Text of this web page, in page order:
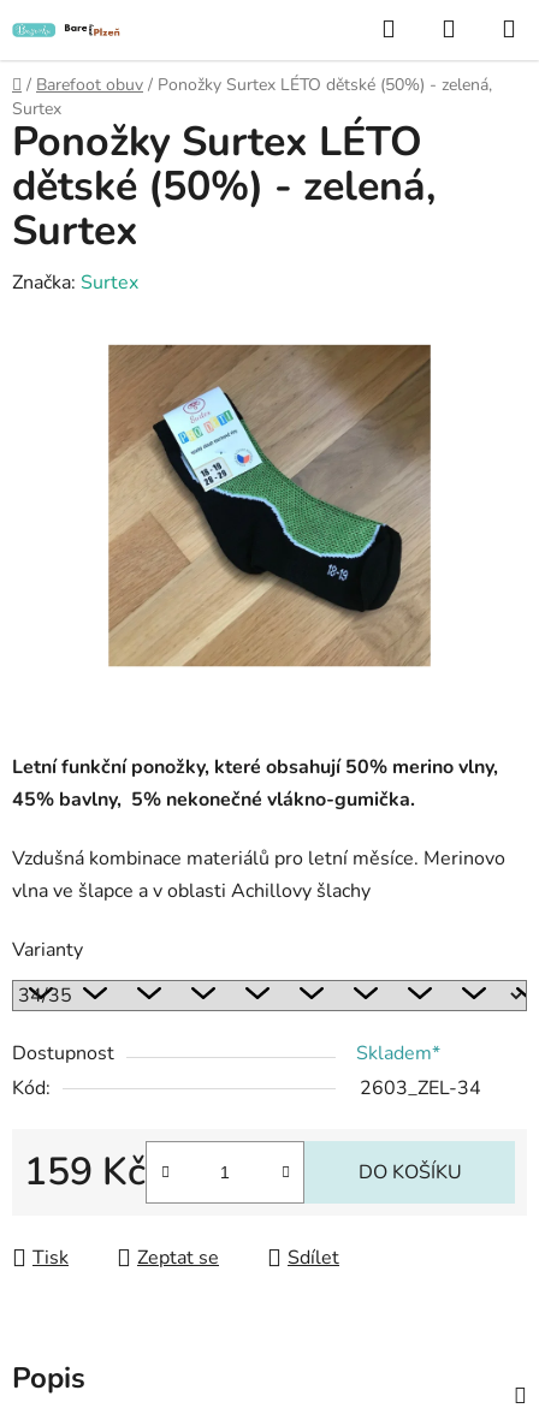
na
obsah
Hledat
KOŠÍK
Domů
/ Barefoot obuv / Ponožky Surtex LÉTO dětské (50%) - zelená,
Surtex
Letní funkční ponožky, které obsahují 50% merino vlny,
45% bavlny, 5% nekonečné vlákno-gumička.
Vzdušná kombinace materiálů pro letní měsíce. Merinovo
vlna ve šlapce a v oblasti Achillovy šlachy
Varianty
Dostupnost
Skladem*
Kód:
2603_ZEL-34
159 Kč DO KOŠÍKU
Tisk Zeptat se Sdílet
Ponožky Surtex LÉTO
dětské (50%) - zelená,
Surtex
Značka: Surtex
Popis